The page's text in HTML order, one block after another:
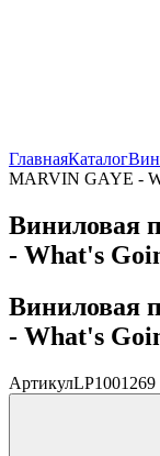
ГлавнаяКаталог
MARVIN GAYE -
Виниловая
- What's
Виниловая
- What's
АртикулLP1001269